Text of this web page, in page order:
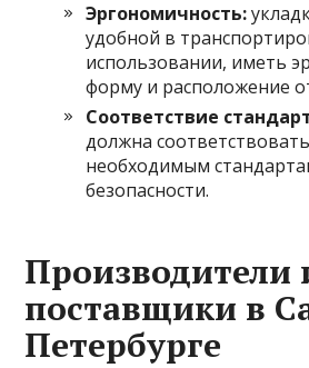
Эргономичность:
удобной в
использовании, иметь
форму и расположение
Соответствие
должна
необходимым
безопасности.
Производители
поставщики в
Петербурге